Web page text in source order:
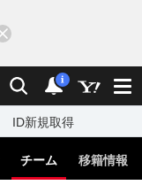
検索 通知
i
ID新規取得
チーム 移籍情報